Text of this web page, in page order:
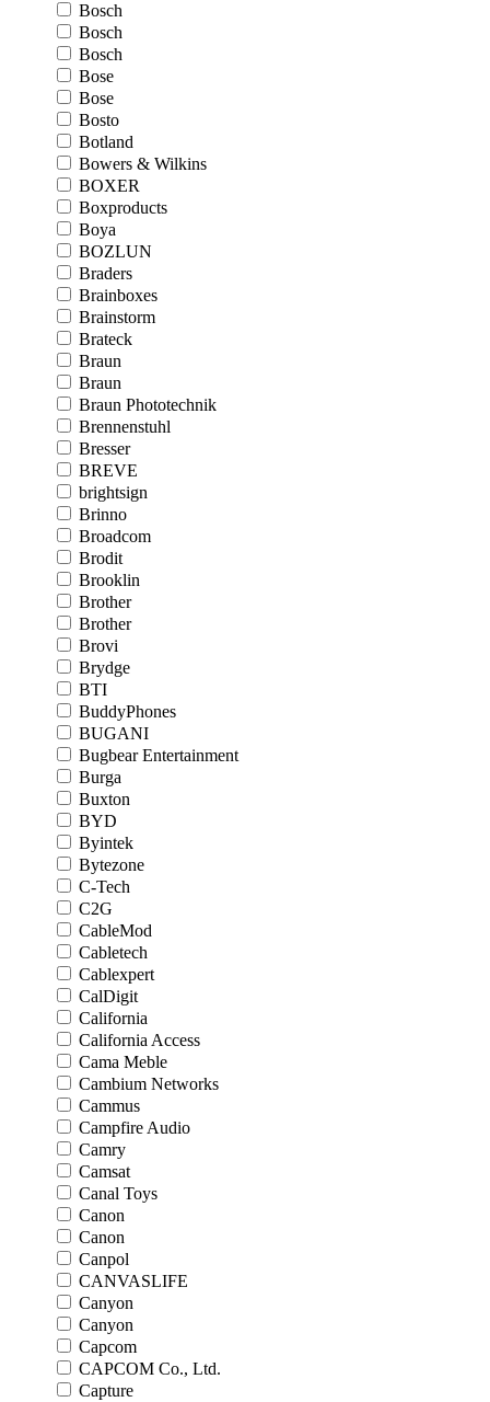
Bosch
Bosch
Bosch
Bose
Bose
Bosto
Botland
Bowers & Wilkins
BOXER
Boxproducts
Boya
BOZLUN
Braders
Brainboxes
Brainstorm
Brateck
Braun
Braun
Braun Phototechnik
Brennenstuhl
Bresser
BREVE
brightsign
Brinno
Broadcom
Brodit
Brooklin
Brother
Brother
Brovi
Brydge
BTI
BuddyPhones
BUGANI
Bugbear Entertainment
Burga
Buxton
BYD
Byintek
Bytezone
C-Tech
C2G
CableMod
Cabletech
Cablexpert
CalDigit
California
California Access
Cama Meble
Cambium Networks
Cammus
Campfire Audio
Camry
Camsat
Canal Toys
Canon
Canon
Canpol
CANVASLIFE
Canyon
Canyon
Capcom
CAPCOM Co., Ltd.
Capture